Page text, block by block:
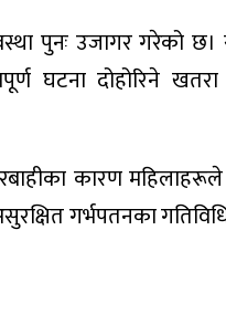
पुनः उजागर गरेको छ।
घटना दोहोरिने
कारण
गर्भपतनका